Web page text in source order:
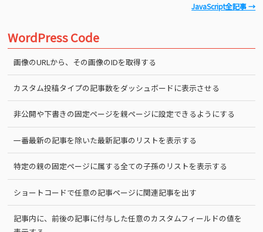
JavaScript全記事 →
WordPress Code
画像のURLから、その画像のIDを取得する
カスタム投稿タイプの記事数をダッシュボードに表示させる
非公開や下書きの固定ページを親ページに設定できるようにする
一番最新の記事を除いた最新記事のリストを表示する
特定の親の固定ページに属する全ての子孫のリストを表示する
ショートコードで任意の記事ページに関連記事を出す
記事内に、前後の記事に付与した任意のカスタムフィールドの値を